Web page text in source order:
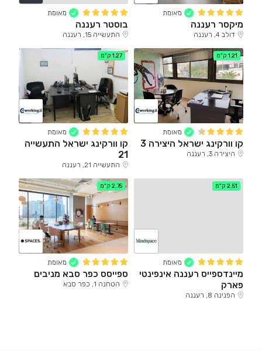
מאומת
מיקסר רעננה
דולב 4, רעננה
מאומת
בוסטר רעננה
התעשייה 15, רעננה
מאומת
1.21 ק"מ
קו וורקינג ישראל היצירה 3
היצירה 3, רעננה
מאומת
1.27 ק"מ
קו וורקינג ישראל התעשייה
21
התעשייה 21, רעננה
מאומת
2.51 ק"מ
מיינדספייס רעננה אינפינטי
פארק
הפנינה 8, רעננה
מאומת
2.75 ק"מ
ספייסס כפר סבא מניבים
הטחנה 1, כפר סבא